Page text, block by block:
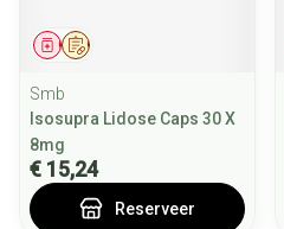
Op voorschrift
Geneesmiddel
Smb
Isosupra Lidose Caps 30 X
8mg
€ 15,24
Reserveer